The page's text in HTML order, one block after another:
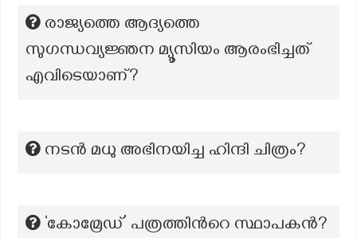
രാജ്യത്തെ ആദ്യത്തെ
സുഗന്ധവ്യജ്ഞന മ്യൂസിയം ആരംഭിച്ചത്
എവിടെയാണ്?
നടൻ മധു അഭിനയിച്ച ഹിന്ദി ചിത്രം?
‘കോമ്രേഡ്’ പത്രത്തിന്‍റെ സ്ഥാപകന്‍?